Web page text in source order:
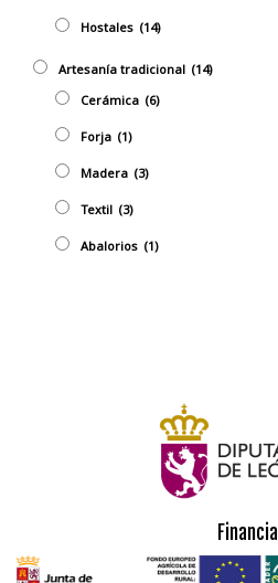
Hostales (14)
Artesaní­a tradicional (14)
Cerámica (6)
Forja (1)
Madera (3)
Textil (3)
Abalorios (1)
Financia